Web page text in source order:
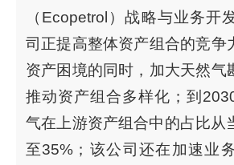
（Ecopetrol）战略与业务开
司正提高整体资产组合的竞争
资产困境的同时，加大天然气
推动资产组合多样化；到
气在上游资产组合中的占比从
至35%；该公司还在加速业